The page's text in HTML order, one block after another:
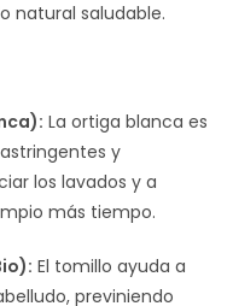
natural saludable.
La ortiga blanca es
y
los lavados y a
más tiempo.
El tomillo ayuda a
previniendo